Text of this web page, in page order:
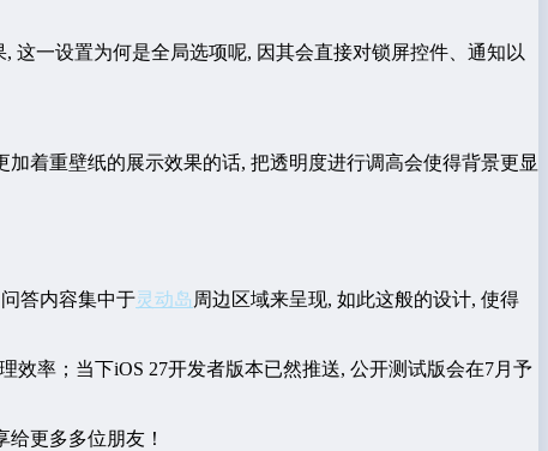
这一设置为何是全局选项呢, 因其会直接对锁屏控件、通知以
着重壁纸的展示效果的话, 把透明度进行调高会使得背景更显
答内容集中于灵动岛 周边区域来呈现, 如此这般的设计, 使得
率；当下iOS 27开发者版本已然推送, 公开测试版会在7月予
更多多位朋友！